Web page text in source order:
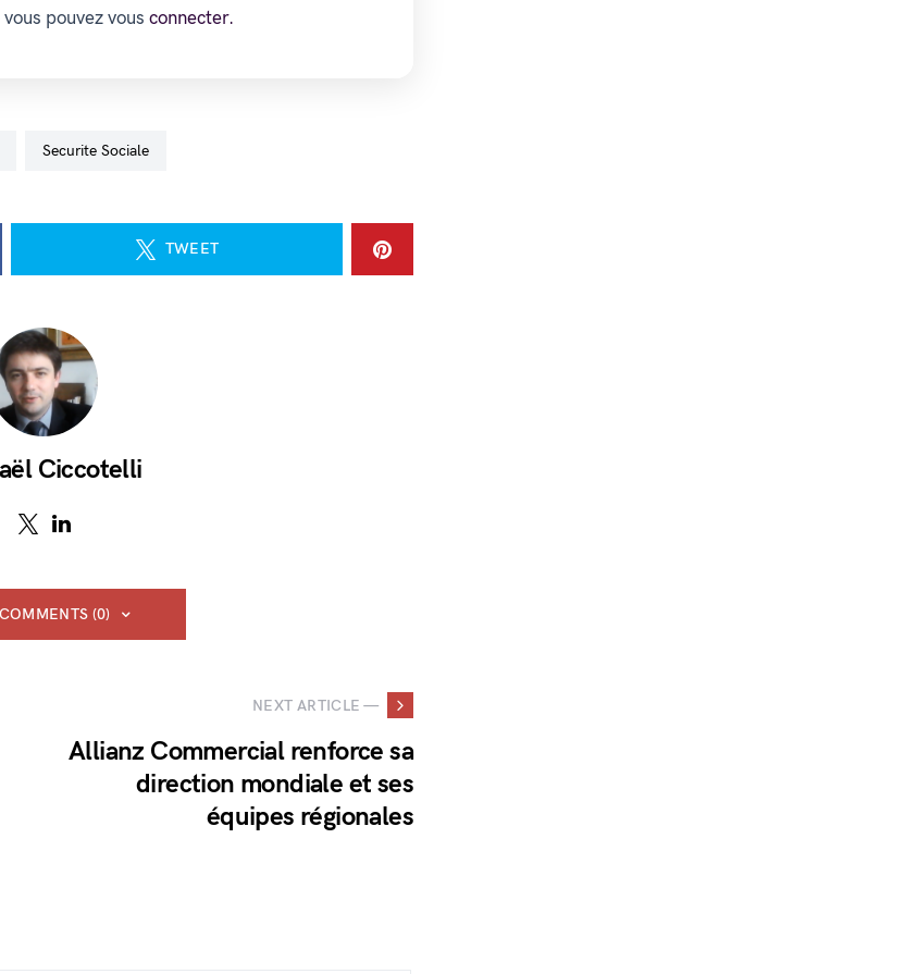
pouvez vous connecter.
Securite Sociale
TWEET
Ciccotelli
(0)
NEXT ARTICLE —
Allianz Commercial renforce sa
direction mondiale et ses
équipes régionales